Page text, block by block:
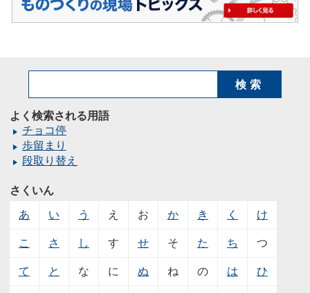
検索
よく検索される用語
チョコ停
歩留まり
段取り替え
さくいん
あ い う え お か き く け
こ さ し す せ そ た ち つ
て と な に ぬ ね の は ひ